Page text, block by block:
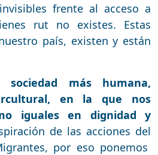
frente al acceso a
rut no existes. Estas
país, existen y están
más humana,
en la que nos
iguales en dignidad y
de las acciones del
por eso ponemos